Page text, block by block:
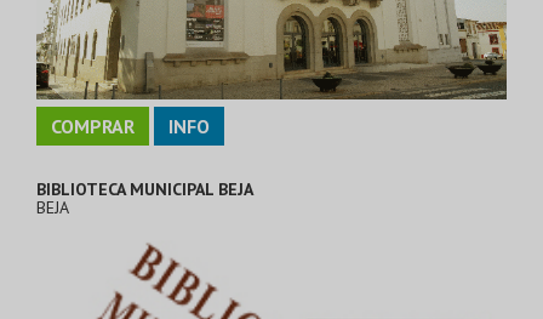
COMPRAR INFO
BIBLIOTECA MUNICIPAL BEJA
BEJA